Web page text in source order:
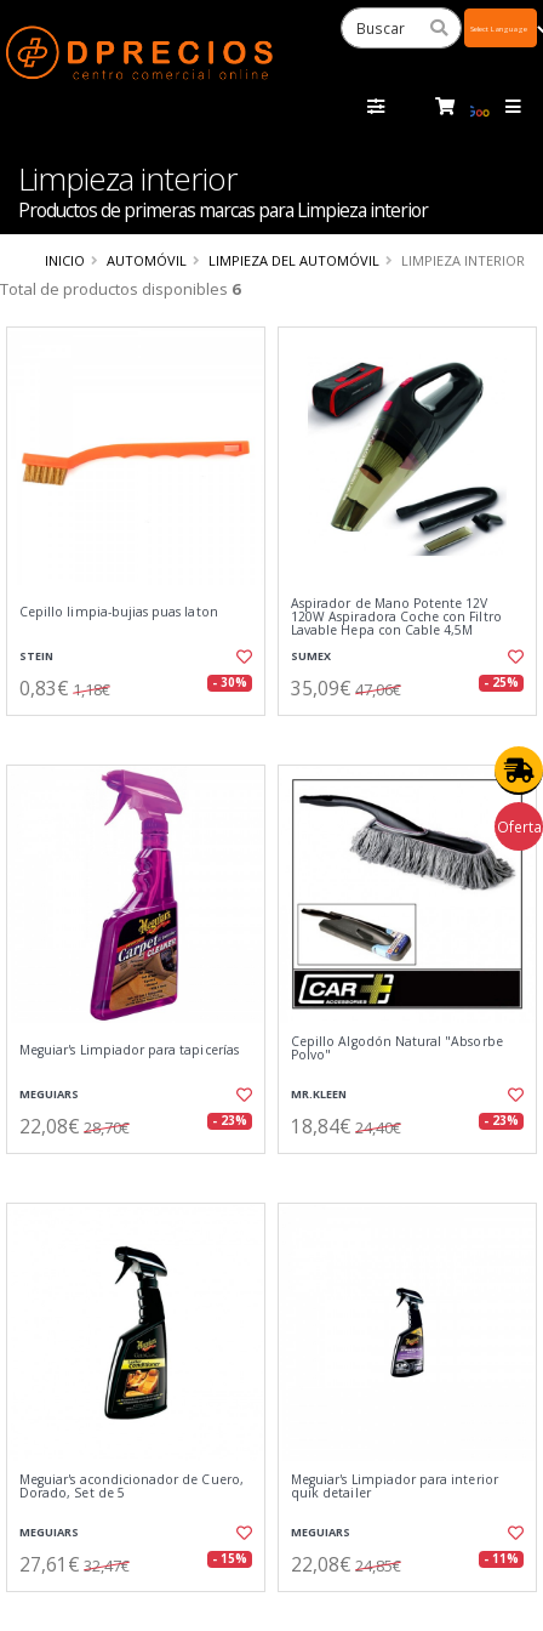
Limpieza interior
Productos de primeras marcas para Limpieza interior
INICIO AUTOMÓVIL LIMPIEZA DEL AUTOMÓVIL LIMPIEZA INTERIOR
Total de productos disponibles 6
Cepillo limpia-bujias puas laton
STEIN
0,83€ 1,18€ - 30%
Aspirador de Mano Potente 12V
120W Aspiradora Coche con Filtro
Lavable Hepa con Cable 4,5M
SUMEX
35,09€ 47,06€ - 25%
Meguiar's Limpiador para tapicerías
MEGUIARS
22,08€ 28,70€ - 23%
Oferta
Cepillo Algodón Natural "Absorbe
Polvo"
MR.KLEEN
18,84€ 24,40€ - 23%
Meguiar's acondicionador de Cuero,
Dorado, Set de 5
MEGUIARS
27,61€ 32,47€ - 15%
Meguiar's Limpiador para interior
quik detailer
MEGUIARS
22,08€ 24,85€ - 11%